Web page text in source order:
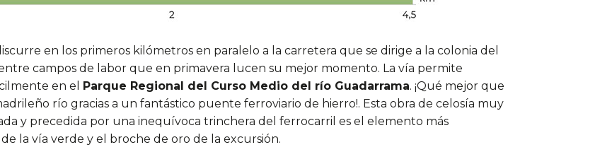
en los primeros kilómetros en paralelo a la carretera que se dirige a la colonia del
campos de labor que en primavera lucen su mejor momento. La vía permite
en el Parque Regional del Curso Medio del río Guadarrama. ¡Qué mejor que
río gracias a un fantástico puente ferroviario de hierro!. Esta obra de celosía muy
y precedida por una inequívoca trinchera del ferrocarril es el elemento más
la vía verde y el broche de oro de la excursión.